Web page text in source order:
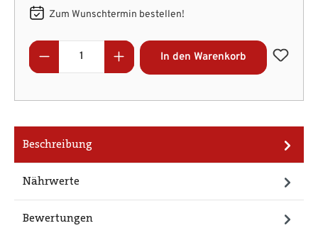
Zum Wunschtermin bestellen!
Produkt Anzahl: Gib den gewünschten
In den Warenkorb
Beschreibung
Nährwerte
Bewertungen